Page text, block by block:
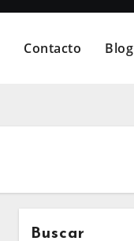
Contacto Blog
Buscar